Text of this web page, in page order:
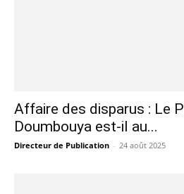
Affaire des disparus : Le
Doumbouya est-il au...
Directeur de Publication - 24 août 2025